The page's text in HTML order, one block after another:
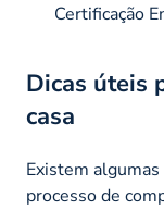
Certificação
Dicas úteis
casa
Existem
processo de